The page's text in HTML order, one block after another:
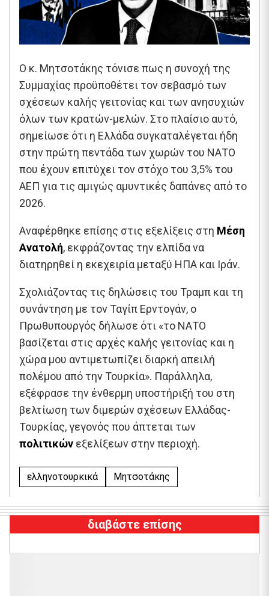
Ο κ. Μητσοτάκης τόνισε πως η συνοχή της
Συμμαχίας προϋποθέτει τον σεβασμό των
σχέσεων καλής γειτονίας και των ανησυχιών
όλων των κρατών-μελών. Στο πλαίσιο αυτό,
σημείωσε ότι η Ελλάδα συγκαταλέγεται ήδη
στην πρώτη πεντάδα των χωρών του ΝΑΤΟ
που έχουν επιτύχει τον στόχο του 3,5% του
ΑΕΠ για τις αμιγώς αμυντικές δαπάνες από το
2026.
Αναφέρθηκε επίσης στις εξελίξεις στη Μέση
Ανατολή, εκφράζοντας την ελπίδα να
διατηρηθεί η εκεχειρία μεταξύ ΗΠΑ και Ιράν.
Σχολιάζοντας τις δηλώσεις του Τραμπ και τη
συνάντηση με τον Ταγίπ Ερντογάν, ο
Πρωθυπουργός δήλωσε ότι «το ΝΑΤΟ
βασίζεται στις αρχές καλής γειτονίας και η
χώρα μου αντιμετωπίζει διαρκή απειλή
πολέμου από την Τουρκία». Παράλληλα,
εξέφρασε την ένθερμη υποστήριξή του στη
βελτίωση των διμερών σχέσεων Ελλάδας-
Τουρκίας, γεγονός που άπτεται των
πολιτικών εξελίξεων στην περιοχή.
ελληνοτουρκικά Μητσοτάκης
διαβάστε επίσης